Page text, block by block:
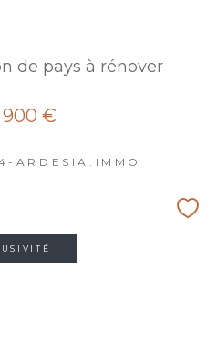
de pays à rénover
900 €
ARDESIA.IMMO